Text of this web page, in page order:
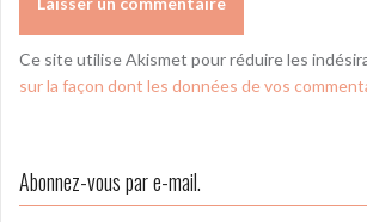
Ce site utilise Akismet pour réduire les
sur la façon dont les données de vos
Abonnez-vous par e-mail.